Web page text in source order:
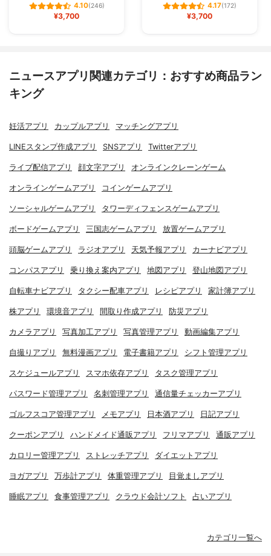
4.10(246)
¥3,700
4.17(172)
¥3,700
ニュースアプリ関連カテゴリ：おすすめ商品ラン
キング
妊活アプリ カップルアプリ マッチングアプリ
LINEスタンプ作成アプリ SNSアプリ Twitterアプリ
ライブ配信アプリ 顔文字アプリ オンラインクレーンゲーム
オンラインゲームアプリ コインゲームアプリ
ソーシャルゲームアプリ タワーディフェンスゲームアプリ
ボードゲームアプリ 三国志ゲームアプリ 放置ゲームアプリ
頭脳ゲームアプリ ラジオアプリ 天気予報アプリ カーナビアプリ
コンパスアプリ 乗り換え案内アプリ 地図アプリ 登山地図アプリ
自転車ナビアプリ タクシー配車アプリ レシピアプリ 家計簿アプリ
株アプリ 環境音アプリ 間取り作成アプリ 防災アプリ
カメラアプリ 写真加工アプリ 写真管理アプリ 動画編集アプリ
自撮りアプリ 無料漫画アプリ 電子書籍アプリ シフト管理アプリ
スケジュールアプリ スマホ依存アプリ タスク管理アプリ
パスワード管理アプリ 名刺管理アプリ 通信量チェッカーアプリ
ゴルフスコア管理アプリ メモアプリ 日本酒アプリ 日記アプリ
クーポンアプリ ハンドメイド通販アプリ フリマアプリ 通販アプリ
カロリー管理アプリ ストレッチアプリ ダイエットアプリ
ヨガアプリ 万歩計アプリ 体重管理アプリ 目覚ましアプリ
睡眠アプリ 食事管理アプリ クラウド会計ソフト 占いアプリ
カテゴリ一覧へ